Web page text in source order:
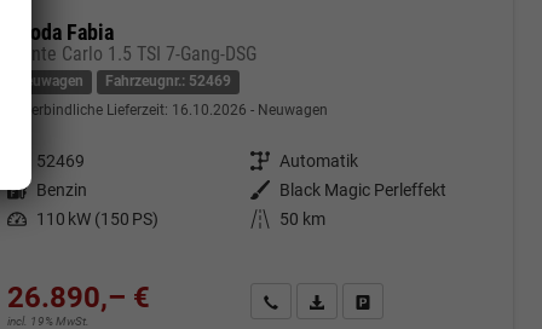
Skoda Fabia
Monte Carlo 1.5 TSI 7-Gang-DSG
Neuwagen
Fahrzeugnr.: 52469
unverbindliche Lieferzeit: 16.10.2026 Neuwagen
52469 Getriebe Automatik
Kraftstoff Benzin Außenfarbe
Black Magic Perleffekt
Leistung 110 kW (150 PS) Kilometerstand 50 km
26.890,– €
incl. 19% MwSt.
Kontakt & Angebot anfordern
PDF-Datei, Fahrzeugexposé
Fahrzeug merken/Expose